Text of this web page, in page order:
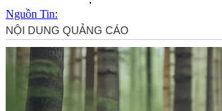
Nguồn Tin: